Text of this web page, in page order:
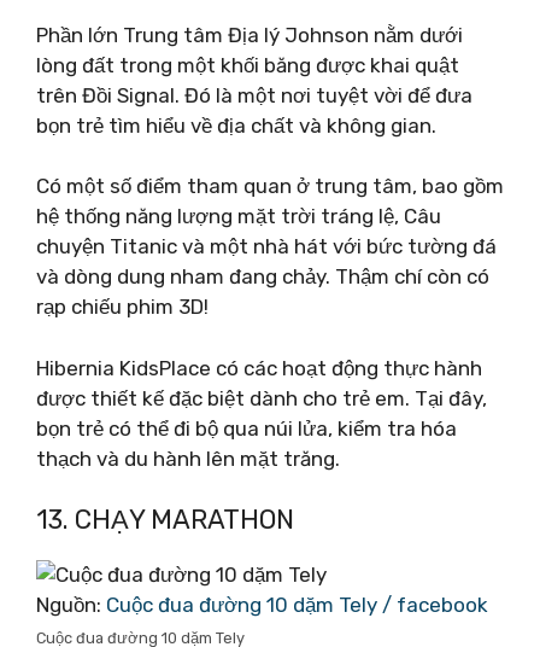
Phần lớn Trung tâm Địa lý Johnson nằm dưới
lòng đất trong một khối băng được khai quật
trên Đồi Signal. Đó là một nơi tuyệt vời để đưa
bọn trẻ tìm hiểu về địa chất và không gian.
Có một số điểm tham quan ở trung tâm, bao gồm
hệ thống năng lượng mặt trời tráng lệ, Câu
chuyện Titanic và một nhà hát với bức tường đá
và dòng dung nham đang chảy. Thậm chí còn có
rạp chiếu phim 3D!
Hibernia KidsPlace có các hoạt động thực hành
được thiết kế đặc biệt dành cho trẻ em. Tại đây,
bọn trẻ có thể đi bộ qua núi lửa, kiểm tra hóa
thạch và du hành lên mặt trăng.
13. CHẠY MARATHON
Nguồn: Cuộc đua đường 10 dặm Tely / facebook
Cuộc đua đường 10 dặm Tely